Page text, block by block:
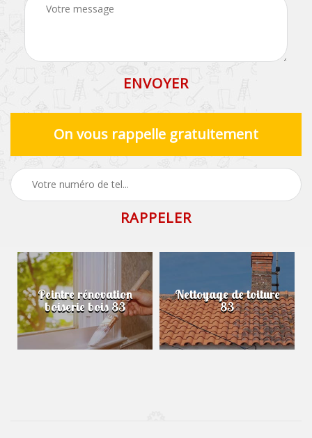
On vous rappelle gratuitement
Peintre rénovation
boiserie bois 83
Nettoyage de toiture
83